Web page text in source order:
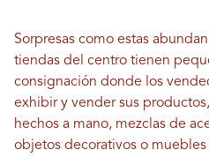
Sorpresas como estas
tiendas del centro tienen
consignación donde los
exhibir y vender sus
hechos a mano, mezclas de
objetos decorativos o